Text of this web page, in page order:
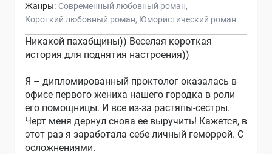
Жанры: Современный любовный роман
Короткий любовный роман Юмористический роман
Никакой пахабщины)) Веселая короткая
история для поднятия настроения))
Я – дипломированный проктолог оказалась в
офисе первого жениха нашего городка в роли
его помощницы. И все из-за растяпы-сестры.
Черт меня дернул снова ее выручить! Кажется, в
этот раз я заработала себе личный геморрой. С
осложнениями.